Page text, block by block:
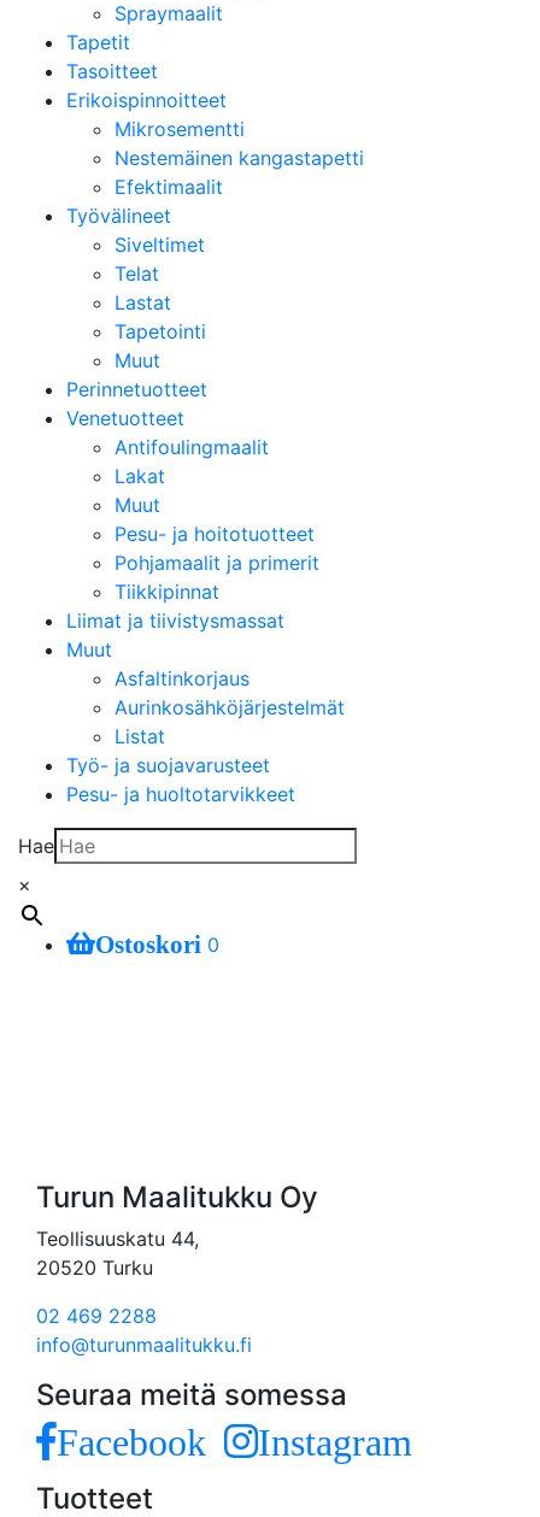
Spraymaalit
Tapetit
Tasoitteet
Erikoispinnoitteet
Mikrosementti
Nestemäinen kangastapetti
Efektimaalit
Työvälineet
Siveltimet
Telat
Lastat
Tapetointi
Muut
Perinnetuotteet
Venetuotteet
Antifoulingmaalit
Lakat
Muut
Pesu- ja hoitotuotteet
Pohjamaalit ja primerit
Tiikkipinnat
Liimat ja tiivistysmassat
Muut
Asfaltinkorjaus
Aurinkosähköjärjestelmät
Listat
Työ- ja suojavarusteet
Pesu- ja huoltotarvikkeet
Hae
×
Ostoskori 0
Turun Maalitukku Oy
Teollisuuskatu 44,
20520 Turku
02 469 2288
info@turunmaalitukku.fi
Seuraa meitä somessa
Facebook Instagram
Tuotteet